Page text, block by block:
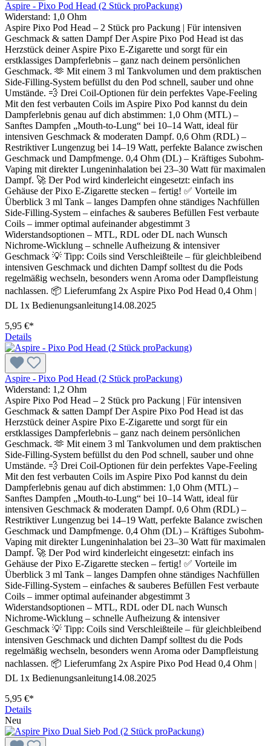
Aspire - Pixo Pod Head (2 Stück proPackung)
Widerstand: 1,0 Ohm
Aspire Pixo Pod Head – 2 Stück pro Packung | Für intensiven
Geschmack & satten Dampf Der Aspire Pixo Pod Head ist das
Herzstück deiner Aspire Pixo E-Zigarette und sorgt für ein
erstklassiges Dampferlebnis – ganz nach deinem persönlichen
Geschmack. 🫶 Mit einem 3 ml Tankvolumen und dem praktischen
Side-Filling-System befüllst du den Pod schnell, sauber und ohne
Umstände. 💨 Drei Coil-Optionen für dein perfektes Vape-Feeling
Mit den fest verbauten Coils im Aspire Pixo Pod kannst du dein
Dampferlebnis genau auf dich abstimmen: 1,0 Ohm (MTL) –
Sanftes Dampfen „Mouth-to-Lung“ bei 10–14 Watt, ideal für
intensiven Geschmack & moderaten Dampf. 0,6 Ohm (RDL) –
Restriktiver Lungenzug bei 14–19 Watt, perfekte Balance zwischen
Geschmack und Dampfmenge. 0,4 Ohm (DL) – Kräftiges Subohm-
Vaping mit direkter Lungeninhalation bei 23–30 Watt für maximalen
Dampf. 🚀 Der Pod wird kinderleicht eingesetzt: einfach ins
Gehäuse der Pixo E-Zigarette stecken – fertig! ✅ Vorteile im
Überblick 3 ml Tank – langes Dampfen ohne ständiges Nachfüllen
Side-Filling-System – einfaches & sauberes Befüllen Fest verbaute
Coils – immer optimal aufeinander abgestimmt 3
Widerstandsoptionen – MTL, RDL oder DL nach Wunsch
Nichrome-Wicklung – schnelle Aufheizung & intensiver
Geschmack 💡 Tipp: Coils sind Verschleißteile – für gleichbleibend
intensiven Geschmack und dichten Dampf solltest du die Pods
regelmäßig wechseln, besonders wenn Aroma oder Dampfleistung
nachlassen. 📦 Lieferumfang 2x Aspire Pixo Pod Head 0,4 Ohm |
DL 1x Bedienungsanleitung14.08.2025
5,95 €*
Details
Aspire - Pixo Pod Head (2 Stück proPackung)
Widerstand: 1,2 Ohm
Aspire Pixo Pod Head – 2 Stück pro Packung | Für intensiven
Geschmack & satten Dampf Der Aspire Pixo Pod Head ist das
Herzstück deiner Aspire Pixo E-Zigarette und sorgt für ein
erstklassiges Dampferlebnis – ganz nach deinem persönlichen
Geschmack. 🫶 Mit einem 3 ml Tankvolumen und dem praktischen
Side-Filling-System befüllst du den Pod schnell, sauber und ohne
Umstände. 💨 Drei Coil-Optionen für dein perfektes Vape-Feeling
Mit den fest verbauten Coils im Aspire Pixo Pod kannst du dein
Dampferlebnis genau auf dich abstimmen: 1,0 Ohm (MTL) –
Sanftes Dampfen „Mouth-to-Lung“ bei 10–14 Watt, ideal für
intensiven Geschmack & moderaten Dampf. 0,6 Ohm (RDL) –
Restriktiver Lungenzug bei 14–19 Watt, perfekte Balance zwischen
Geschmack und Dampfmenge. 0,4 Ohm (DL) – Kräftiges Subohm-
Vaping mit direkter Lungeninhalation bei 23–30 Watt für maximalen
Dampf. 🚀 Der Pod wird kinderleicht eingesetzt: einfach ins
Gehäuse der Pixo E-Zigarette stecken – fertig! ✅ Vorteile im
Überblick 3 ml Tank – langes Dampfen ohne ständiges Nachfüllen
Side-Filling-System – einfaches & sauberes Befüllen Fest verbaute
Coils – immer optimal aufeinander abgestimmt 3
Widerstandsoptionen – MTL, RDL oder DL nach Wunsch
Nichrome-Wicklung – schnelle Aufheizung & intensiver
Geschmack 💡 Tipp: Coils sind Verschleißteile – für gleichbleibend
intensiven Geschmack und dichten Dampf solltest du die Pods
regelmäßig wechseln, besonders wenn Aroma oder Dampfleistung
nachlassen. 📦 Lieferumfang 2x Aspire Pixo Pod Head 0,4 Ohm |
DL 1x Bedienungsanleitung14.08.2025
5,95 €*
Details
Neu